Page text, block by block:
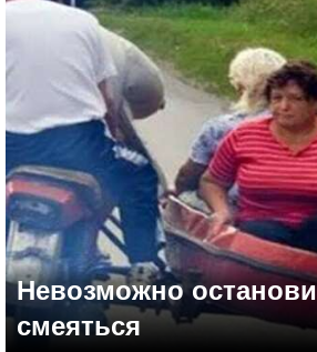
Невозможно
смеяться